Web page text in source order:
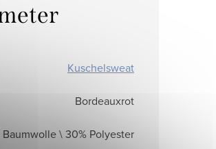
Kuschelsweat
Bordeauxrot
Baumwolle \ 30% Polyester